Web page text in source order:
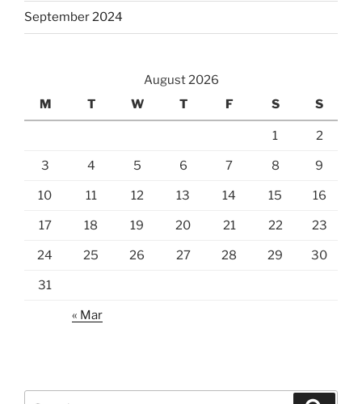
September 2024
August 2026
M
T W T F S S
1 2
3 4 5 6 7 8 9
10 11 12 13 14 15 16
17 18 19 20 21 22 23
24 25 26 27 28 29 30
31
« Mar